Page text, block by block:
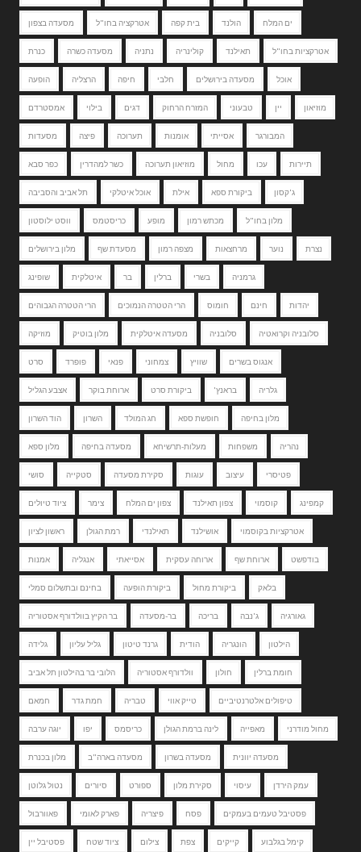
מסעדה בצפון אטרקציה בחו"ל בית קפה הולנד ים המלח
כנרת מסעדה כשרה נתניה קולינריה תאילנד אטרקציות בחו"ל
הופעה הרצליה חיפה חלבי מסעדה בירושלים אוכל
אמסטרדם בילוי דגים המזרח הרחוק טבעוני יין מוזיאון
מסעדות פיצה תערוכה אומנות אסייתי המבורגר
כפר סבא כשר למהדרין מוזיאון תערוכה מחול עכו תיירות
תל אביב והסביבה אוכל איטלקי אילת ביקורת ספא ג'קסון
ווסט ילוסטון כריסטמס מופע מכתש רמון מלון בחו"ל
מלון בירושלים מסעדת שף מצפה רמון מרחצאות נוער נצרת
שופינג איטלקית בר ברלין בשרי גרמניה
הרי הטטרה הגבוהים הרי הטטרה הנמוכים חומוס חינם יהדות
מוזיקה מלון בוטיק מסעדה איטלקית סלובניה סלובניה וקרואטיה
סרט פופרד פנאי צמחוני שוויץ אנגוס בשרים
אצבע הגליל ארוחת בוקר ביקורת סרט בראנץ' גלריה
הוד השרון השרון חג המולד חופשת ספא מלון בחיפה
מלון ספא מסעדה בחיפה מעלות-תרשיחא משפחות נהריה
סושי סטקייה סקירת מסעדה עוגות עיצוב פטיסרי
ציוד טיולים צימר צפון ים המלח צפון תאילנד קוסמוי קמפינג
ראשון לציון רמת הגולן תאילנדי אושילנד אטרקציות בקוסמוי
אמנות אנגליה אסייאתי ארוחה עסקית ארוחת שף בודפשט
בחינם ובתשלום סמלי ביקורת הופעה ביקורת מחול בלאק
בר הקיץ בוולדורף אסטוריה בר-מסעדה בריכה ג'נבה גאורגיה
גלידה גליל עליון גרנד טיטון הודית הונגריה הילטון
הלובי בר בהילטון תל אביב וולדורף אסטוריה חולון חומת ברלין
חמאם חמת גדר טבריה טייק אווי טיפולים אלטרנטיביים
יוגה ערבה יפו כריסמס לינה ברמת הגולן מאפייה מחול מודרני
מלון בכנרת מסעדה בארה"ב מסעדה בשרון מסעדה יוונית
נטול גלוטן סיורים ספורט סקירת מלון עיסוי עמק הירדן
פאוורבול פארק לאומי פיצריה פסח פסטיבל טעמים בעמקים
פסטיבל יין ציוד שטח צילום צפת קייקים קימל בגלבוע